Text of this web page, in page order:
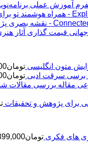
تومان
تومان
تومان